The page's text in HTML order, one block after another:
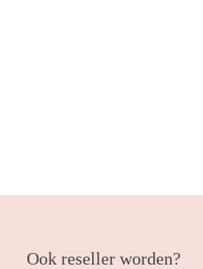
Ook reseller worden?